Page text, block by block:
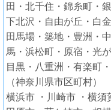
田・北千住・錦糸町・
下北沢・自由が丘・白
田馬場・築地・豊洲・
馬・浜松町・原宿・光
目黒・八重洲・有楽町
（神奈川県市区町村）
横浜市 ・川崎市 ・横